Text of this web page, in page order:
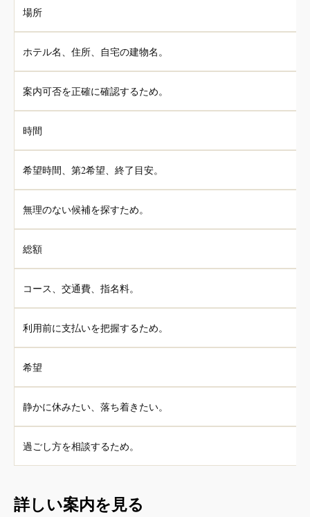
場所
ホテル名、住所、自宅の建物名。
案内可否を正確に確認するため。
時間
希望時間、第2希望、終了目安。
無理のない候補を探すため。
総額
コース、交通費、指名料。
利用前に支払いを把握するため。
希望
静かに休みたい、落ち着きたい。
過ごし方を相談するため。
詳しい案内を見る